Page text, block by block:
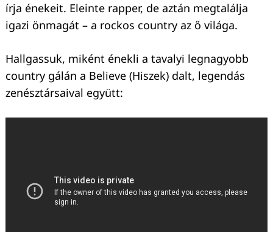
írja énekeit. Eleinte rapper, de aztán megtalálja
igazi önmagát – a rockos country az ő világa.
Hallgassuk, miként énekli a tavalyi legnagyobb
country gálán a Believe (Hiszek) dalt, legendás
zenésztársaival együtt: